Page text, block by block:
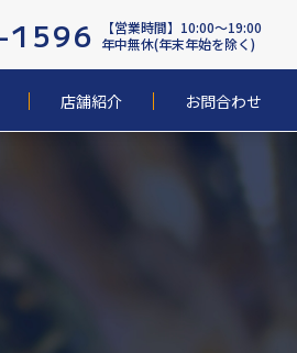
【営業時間】10:00〜19:00
年中無休(年末年始を除く)
店舗紹介 お問合わせ